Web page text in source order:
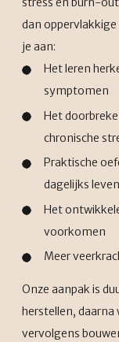
dan
je aan:
Het leren
symptomen
Het
chronische
Praktische
dagelijks leven
Het
voorkomen
Meer
Onze aanpak is
herstellen,
vervolgens